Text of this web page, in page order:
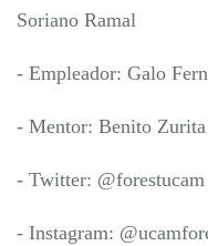
Soriano Ramal
- Empleador: Galo
- Mentor: Benito Zurita
- Twitter: @forestucam
- Instagram: